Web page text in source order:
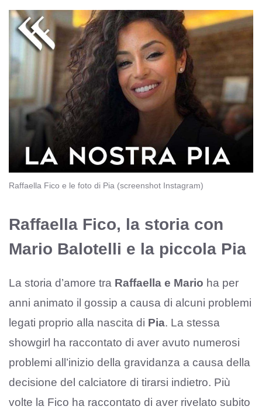
Raffaella Fico e le foto di Pia (screenshot Instagram)
Raffaella Fico, la storia con
Mario Balotelli e la piccola Pia
La storia d’amore tra Raffaella e Mario ha per
anni animato il gossip a causa di alcuni problemi
legati proprio alla nascita di Pia. La stessa
showgirl ha raccontato di aver avuto numerosi
problemi all’inizio della gravidanza a causa della
decisione del calciatore di tirarsi indietro. Più
volte la Fico ha raccontato di aver rivelato subito